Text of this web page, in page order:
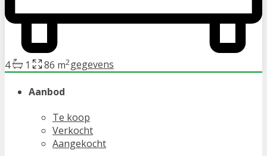
4 1 86 m2gegevens
Aanbod
Te koop
Verkocht
Aangekocht